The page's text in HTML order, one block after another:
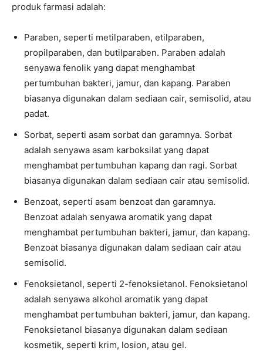
produk farmasi adalah:
Paraben, seperti metilparaben, etilparaben,
propilparaben, dan butilparaben. Paraben adalah
senyawa fenolik yang dapat menghambat
pertumbuhan bakteri, jamur, dan kapang. Paraben
biasanya digunakan dalam sediaan cair, semisolid, atau
padat.
Sorbat, seperti asam sorbat dan garamnya. Sorbat
adalah senyawa asam karboksilat yang dapat
menghambat pertumbuhan kapang dan ragi. Sorbat
biasanya digunakan dalam sediaan cair atau semisolid.
Benzoat, seperti asam benzoat dan garamnya.
Benzoat adalah senyawa aromatik yang dapat
menghambat pertumbuhan bakteri, jamur, dan kapang.
Benzoat biasanya digunakan dalam sediaan cair atau
semisolid.
Fenoksietanol, seperti 2-fenoksietanol. Fenoksietanol
adalah senyawa alkohol aromatik yang dapat
menghambat pertumbuhan bakteri, jamur, dan kapang.
Fenoksietanol biasanya digunakan dalam sediaan
kosmetik, seperti krim, losion, atau gel.